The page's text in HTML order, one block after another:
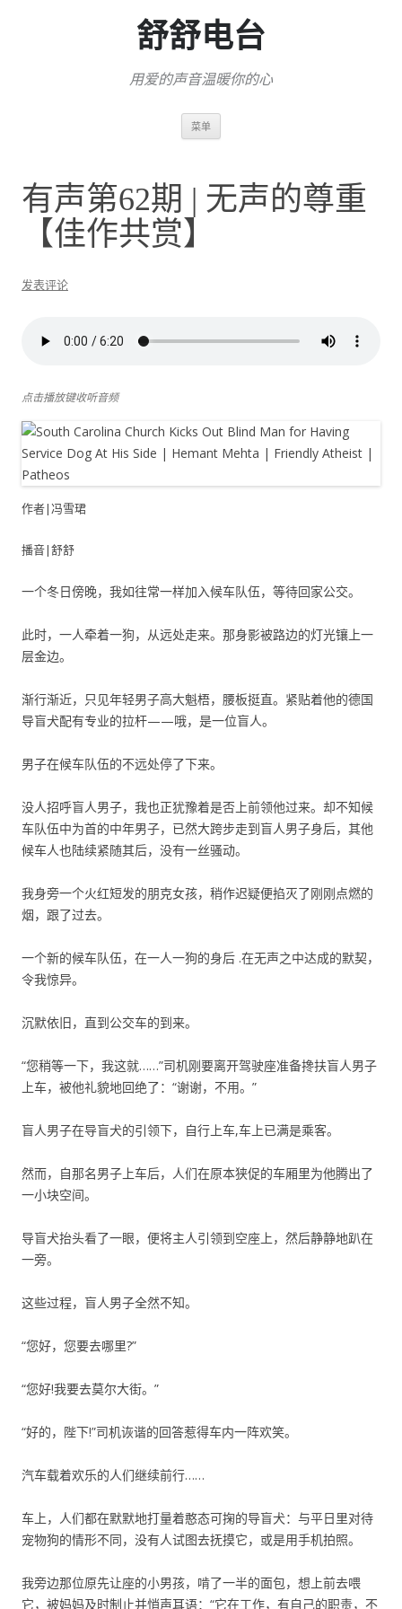
舒舒电台
用爱的声音温暖你的心
菜单
有声第62期 | 无声的尊重
【佳作共赏】
发表评论
点击播放键收听音频
作者|冯雪珺
播音|舒舒
一个冬日傍晚，我如往常一样加入候车队伍，等待回家公交。
此时，一人牵着一狗，从远处走来。那身影被路边的灯光镶上一
层金边。
渐行渐近，只见年轻男子高大魁梧，腰板挺直。紧贴着他的德国
导盲犬配有专业的拉杆——哦，是一位盲人。
男子在候车队伍的不远处停了下来。
没人招呼盲人男子，我也正犹豫着是否上前领他过来。却不知候
车队伍中为首的中年男子，已然大跨步走到盲人男子身后，其他
候车人也陆续紧随其后，没有一丝骚动。
我身旁一个火红短发的朋克女孩，稍作迟疑便掐灭了刚刚点燃的
烟，跟了过去。
一个新的候车队伍，在一人一狗的身后 .在无声之中达成的默契，
令我惊异。
沉默依旧，直到公交车的到来。
“您稍等一下，我这就……”司机刚要离开驾驶座准备搀扶盲人男子
上车，被他礼貌地回绝了：“谢谢，不用。”
盲人男子在导盲犬的引领下，自行上车,车上已满是乘客。
然而，自那名男子上车后，人们在原本狭促的车厢里为他腾出了
一小块空间。
导盲犬抬头看了一眼，便将主人引领到空座上，然后静静地趴在
一旁。
这些过程，盲人男子全然不知。
“您好，您要去哪里?”
“您好!我要去莫尔大街。”
“好的，陛下!”司机诙谐的回答惹得车内一阵欢笑。
汽车载着欢乐的人们继续前行……
车上，人们都在默默地打量着憨态可掬的导盲犬：与平日里对待
宠物狗的情形不同，没有人试图去抚摸它，或是用手机拍照。
我旁边那位原先让座的小男孩，啃了一半的面包，想上前去喂
它，被妈妈及时制止并悄声耳语：“它在工作，有自己的职责，不